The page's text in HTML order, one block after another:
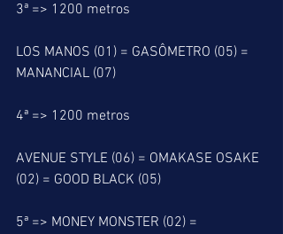
3ª => 1200 metros
LOS MANOS (01) = GASÔMETRO (05) =
MANANCIAL (07)
4ª => 1200 metros
AVENUE STYLE (06) = OMAKASE OSAKE
(02) = GOOD BLACK (05)
5ª => MONEY MONSTER (02) =